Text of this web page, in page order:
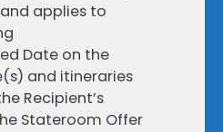
applies to
Date on the
and itineraries
Recipient’s
Stateroom Offer